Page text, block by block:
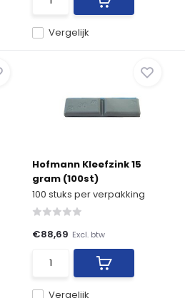
Vergelijk
Hofmann Kleefzink 15
gram (100st)
100 stuks per verpakking
Vergelijk
€88,69 Excl. btw